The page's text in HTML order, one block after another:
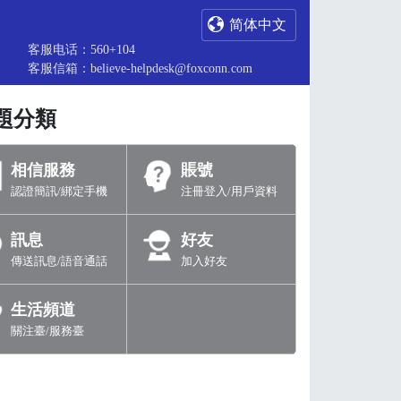
客服电话：560+104
客服信箱：believe-helpdesk@foxconn.com
简体中文
分類
相信服務
認證簡訊/綁定手機
賬號
注冊登入/用戶資料
訊息
傳送訊息/語音通話
好友
加入好友
生活頻道
關注臺/服務臺